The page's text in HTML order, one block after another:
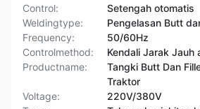
Control:
Setengah otomatis
Weldingtype:
Pengelasan Butt
Frequency:
50/60Hz
Controlmethod:
Kendali Jarak Jauh
Productname:
Tangki Butt Dan
Traktor
Voltage:
220V/380V